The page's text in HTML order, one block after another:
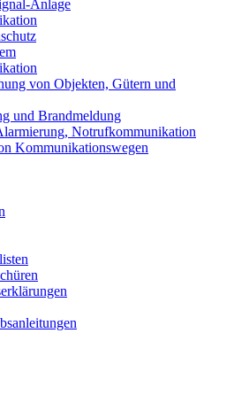
Anlage
von Objekten, Gütern und
und Brandmeldung
Notrufkommunikation
Kommunikationswegen